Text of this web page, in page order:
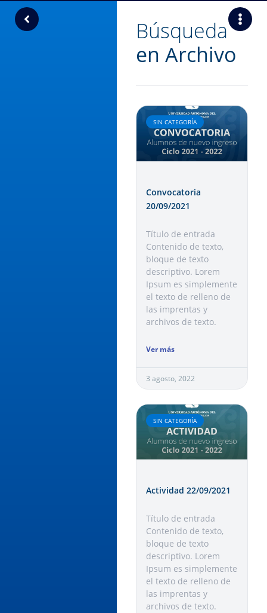
Búsqueda
en Archivo
SIN CATEGORÍA
Convocatoria
20/09/2021
Título de entrada
Contenido de texto,
bloque de texto
descriptivo. Lorem
Ipsum es simplemente
el texto de relleno de
las imprentas y
archivos de texto.
Ver más
3 agosto, 2022
SIN CATEGORÍA
Actividad 22/09/2021
Título de entrada
Contenido de texto,
bloque de texto
descriptivo. Lorem
Ipsum es simplemente
el texto de relleno de
las imprentas y
archivos de texto.